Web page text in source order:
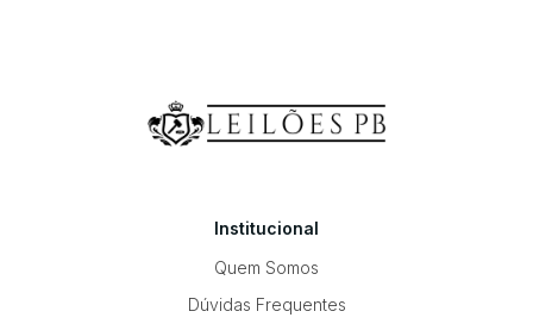
Institucional
Quem Somos
Dúvidas Frequentes